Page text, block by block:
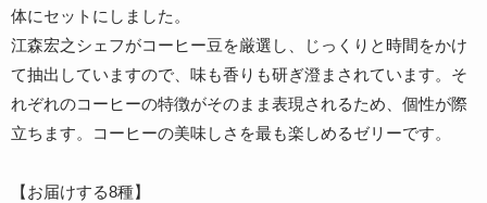
体にセットにしました。
江森宏之シェフがコーヒー豆を厳選し、じっくりと時間をかけ
て抽出していますので、味も香りも研ぎ澄まされています。そ
れぞれのコーヒーの特徴がそのまま表現されるため、個性が際
立ちます。コーヒーの美味しさを最も楽しめるゼリーです。
【お届けする8種】